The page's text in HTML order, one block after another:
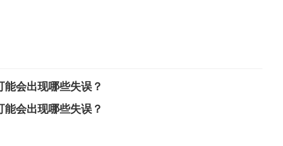
能会出现哪些失误？
能会出现哪些失误？